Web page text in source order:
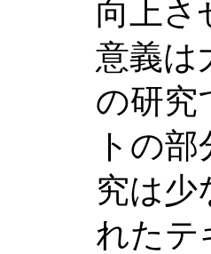
向上さ
意義は
の研究
トの
究は少
れたテ